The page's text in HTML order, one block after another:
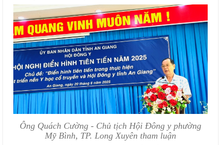
Ông Quách Cường - Chủ tịch Hội Đông y phường
Mỹ Bình, TP. Long Xuyên tham luận